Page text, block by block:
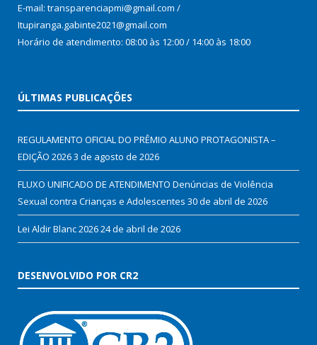
E-mail: transparenciapmi@gmail.com /
Itupiranga.gabinte2021@gmail.com
Horário de atendimento: 08:00 às 12:00 / 14:00 às 18:00
ÚLTIMAS PUBLICAÇÕES
REGULAMENTO OFICIAL DO PRÊMIO ALUNO PROTAGONISTA –
EDIÇÃO 20263 de agosto de 2026
FLUXO UNIFICADO DE ATENDIMENTO Denúncias de Violência
Sexual contra Crianças e Adolescentes 30 de abril de 2026
Lei Aldir Blanc 202624 de abril de 2026
DESENVOLVIDO POR CR2